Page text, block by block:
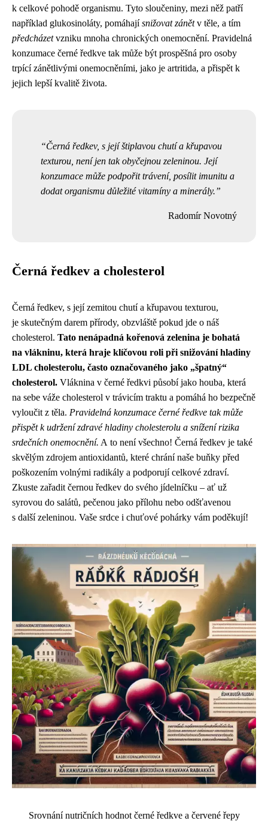
k celkové pohodě organismu. Tyto sloučeniny, mezi něž patří
například glukosinoláty, pomáhajísnižovat zánětv těle, a tím
předcházetvzniku mnoha chronických onemocnění. Pravidelná
konzumace černé ředkve tak může být prospěšná pro osoby
trpící zánětlivými onemocněními, jako je artritida, a přispět k
jejich lepší kvalitě života.
Černá ředkev, s její štiplavou chutí a křupavou
texturou, není jen tak obyčejnou zeleninou. Její
konzumace může podpořit trávení, posílit imunitu a
dodat organismu důležité vitamíny a minerály.
Radomír Novotný
Černá ředkev a cholesterol
Černá ředkev, s její zemitou chutí a křupavou texturou,
je skutečným darem přírody, obzvláště pokud jde o náš
cholesterol. Tato nenápadná kořenová zelenina je bohatá
na vlákninu, která hraje klíčovou roli při snižování hladiny
LDL cholesterolu, často označovaného jako „špatný“
cholesterol. Vláknina v černé ředkvi působí jako houba, která
na sebe váže cholesterol v trávicím traktu a pomáhá ho bezpečně
vyloučit z těla. Pravidelná konzumace černé ředkve tak může
přispět k udržení zdravé hladiny cholesterolu a snížení rizika
srdečních onemocnění. A to není všechno! Černá ředkev je také
skvělým zdrojem antioxidantů, které chrání naše buňky před
poškozením volnými radikály a podporují celkové zdraví.
Zkuste zařadit černou ředkev do svého jídelníčku – ať už
syrovou do salátů, pečenou jako přílohu nebo odšťavenou
s další zeleninou. Vaše srdce i chuťové pohárky vám poděkují!
Srovnání nutričních hodnot černé ředkve a červené řepy